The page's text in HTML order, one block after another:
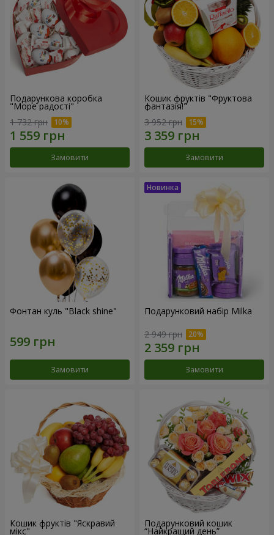
Подарункова коробка
"Море радості"
1 732 грн
Замовити
Кошик фруктів "Фруктова
фантазія!"
3 952 грн
Замовити
Фонтан куль "Black shine"
Замовити
Подарунковий набір Milka
2 949 грн
Замовити
Кошик фруктів "Яскравий
мікс"
Подарунковий кошик
“Найкращий день”